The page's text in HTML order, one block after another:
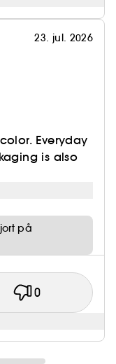
23. jul. 2026
Everyday
is also
på
0